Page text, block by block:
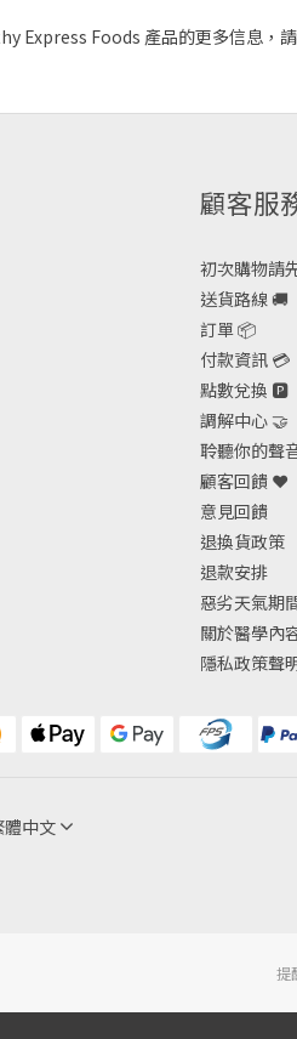
Express Foods 產品的更多信息，
顧客服
初次購物請
送貨路線 🚚
訂單 📦
付款資訊 💳
點數兌換 🅿️
調解中心 🤝
聆聽你的聲
顧客回饋 ❤️
意見回饋
退換貨政策
退款安排
惡劣天氣期
關於醫學內
隱私政策聲
體中文
提